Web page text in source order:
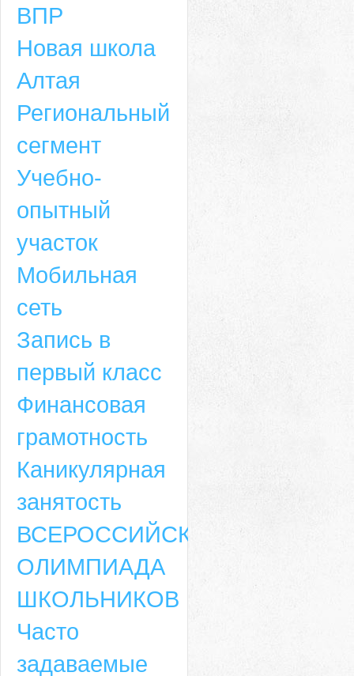
ВПР
Новая школа
Алтая
Региональный
сегмент
Учебно-
опытный
участок
Мобильная
сеть
Запись в
первый класс
Финансовая
грамотность
Каникулярная
занятость
ВСЕРОССИЙСКАЯ
ОЛИМПИАДА
ШКОЛЬНИКОВ
Часто
задаваемые